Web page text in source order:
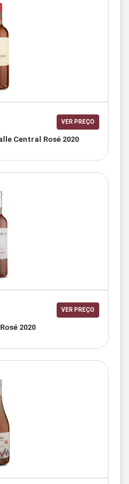
VER PREÇO
Central Rosé 2020
VER PREÇO
2020